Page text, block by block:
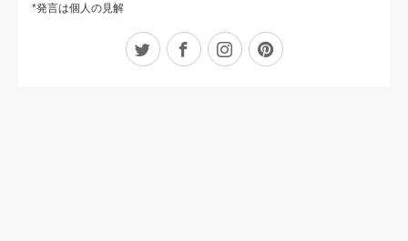
*発言は個人の見解
Twitter FacebookInstagramPinterest